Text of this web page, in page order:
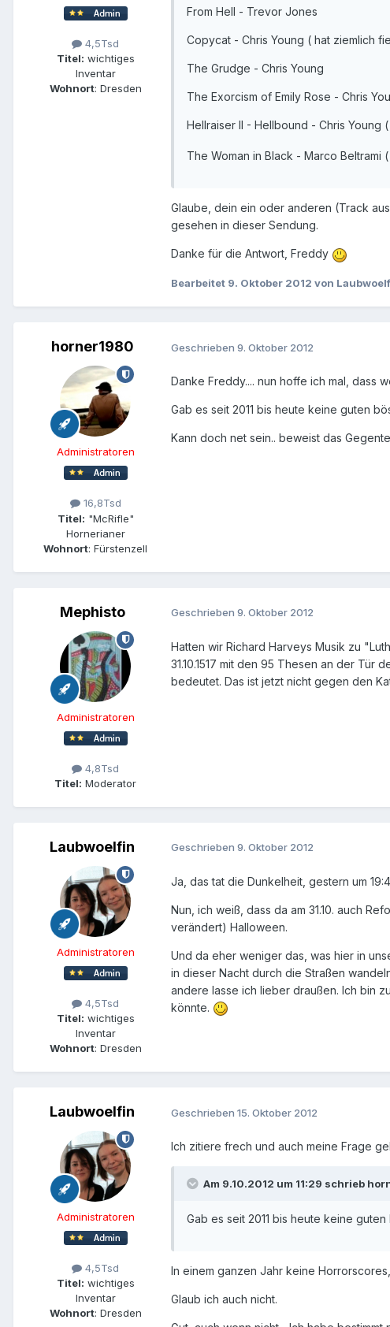
4,5Tsd
Titel: wichtiges
Inventar
Wohnort: Dresden
From Hell - Trevor Jones
Copycat - Chris Young ( hat ziemlich
The Grudge - Chris Young
The Exorcism of Emily Rose - Chris
Hellraiser II - Hellbound - Chris Young
The Woman in Black - Marco Beltrami
Glaube, dein ein oder anderen (Track
gesehen in dieser Sendung.
Danke für die Antwort, Freddy
Bearbeitet 9. Oktober 2012 von
horner1980
Administratoren
16,8Tsd
Titel: "McRifle"
Hornerianer
Wohnort: Fürstenzell
Geschrieben 9. Oktober 2012
Danke Freddy.... nun hoffe ich mal, dass
Gab es seit 2011 bis heute keine guten
Kann doch net sein.. beweist das
Mephisto
Administratoren
4,8Tsd
Titel: Moderator
Geschrieben 9. Oktober 2012
Hatten wir Richard Harveys Musik zu
31.10.1517 mit den 95 Thesen an der
bedeutet. Das ist jetzt nicht gegen den
Laubwoelfin
Administratoren
4,5Tsd
Titel: wichtiges
Inventar
Wohnort: Dresden
Geschrieben 9. Oktober 2012
Ja, das tat die Dunkelheit, gestern um
Nun, ich weiß, dass da am 31.10. auch
verändert) Halloween.
Und da eher weniger das, was hier in
in dieser Nacht durch die Straßen
andere lasse ich lieber draußen. Ich bin
könnte.
Laubwoelfin
Administratoren
4,5Tsd
Titel: wichtiges
Inventar
Wohnort: Dresden
Geschrieben 15. Oktober 2012
Ich zitiere frech und auch meine Frage
Am 9.10.2012 um 11:29 schrieb
Gab es seit 2011 bis heute keine
In einem ganzen Jahr keine
Glaub ich auch nicht.